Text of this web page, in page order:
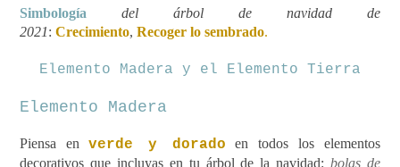
Simbología
del árbol de navidad de
2021:Crecimiento, Recoger lo sembrado.
Elemento Madera y el Elemento Tierra
Elemento Madera
Piensa en verde y dorado en todos los elementos
decorativos que incluyas en tu árbol de la navidad: bolas de